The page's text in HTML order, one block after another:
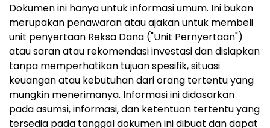
Dokumen ini hanya untuk informasi umum. Ini bukan
merupakan penawaran atau ajakan untuk membeli
unit penyertaan Reksa Dana ("Unit Pernyertaan")
atau saran atau rekomendasi investasi dan disiapkan
tanpa memperhatikan tujuan spesifik, situasi
keuangan atau kebutuhan dari orang tertentu yang
mungkin menerimanya. Informasi ini didasarkan
pada asumsi, informasi, dan ketentuan tertentu yang
tersedia pada tanggal dokumen ini dibuat dan dapat